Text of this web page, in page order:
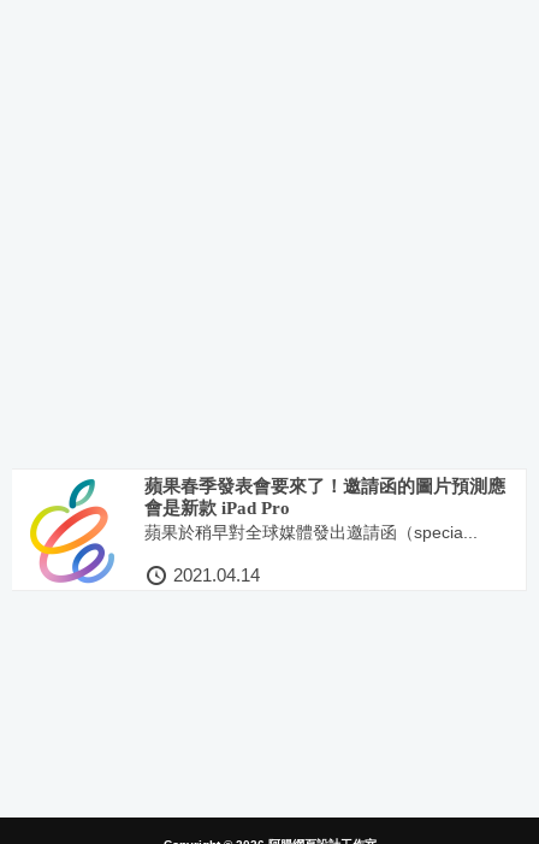
蘋果春季發表會要來了！邀請函的圖片預測應
會是新款 iPad Pro
蘋果於稍早對全球媒體發出邀請函（specia...
2021.04.14